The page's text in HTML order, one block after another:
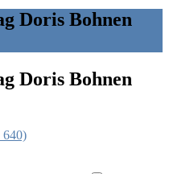
Doris Bohnen
Doris Bohnen
640)